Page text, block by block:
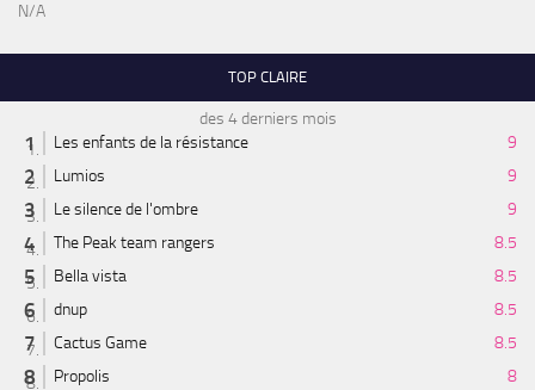
N/A
TOP CLAIRE
des 4 derniers mois
Les enfants de la résistance
9
Lumios
9
Le silence de l'ombre
9
The Peak team rangers
8.5
Bella vista
8.5
dnup
8.5
Cactus Game
8.5
Propolis
8